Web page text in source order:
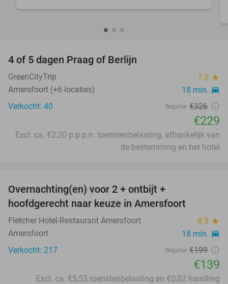
4 of 5 dagen Praag of Berlijn
GreenCityTrip 7.0 star
Amersfoort (+6 locaties) 18 min. directions_car
Verkocht: 40 Regulier €326
€229
Excl. ca. €2,20 p.p.p.n. toeristenbelasting, afhankelijk van
de bestemming en het hotel
Overnachting(en) voor 2 + ontbijt +
hoofdgerecht naar keuze in Amersfoort
Fletcher Hotel-Restaurant Amersfoort 8.9 star
Amersfoort 18 min. directions_car
Verkocht: 217 Regulier €199
€139
Excl. ca. €5,53 toeristenbelasting en €0,02 handling